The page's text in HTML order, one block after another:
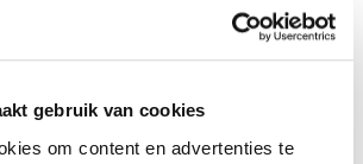
gebruik van cookies
om content en advertenties te